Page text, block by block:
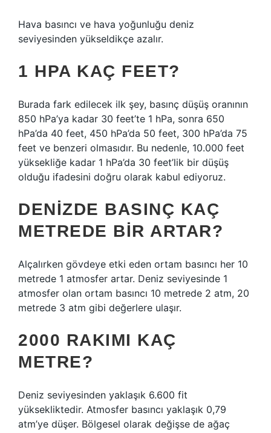
Hava basıncı ve hava yoğunluğu deniz
seviyesinden yükseldikçe azalır.
1 HPA KAÇ FEET?
Burada fark edilecek ilk şey, basınç düşüş oranının
850 hPa’ya kadar 30 feet’te 1 hPa, sonra 650
hPa’da 40 feet, 450 hPa’da 50 feet, 300 hPa’da 75
feet ve benzeri olmasıdır. Bu nedenle, 10.000 feet
yüksekliğe kadar 1 hPa’da 30 feet’lik bir düşüş
olduğu ifadesini doğru olarak kabul ediyoruz.
DENIZDE BASINÇ KAÇ
METREDE BIR ARTAR?
Alçalırken gövdeye etki eden ortam basıncı her 10
metrede 1 atmosfer artar. Deniz seviyesinde 1
atmosfer olan ortam basıncı 10 metrede 2 atm, 20
metrede 3 atm gibi değerlere ulaşır.
2000 RAKIMI KAÇ
METRE?
Deniz seviyesinden yaklaşık 6.600 fit
yüksekliktedir. Atmosfer basıncı yaklaşık 0,79
atm’ye düşer. Bölgesel olarak değişse de ağaç